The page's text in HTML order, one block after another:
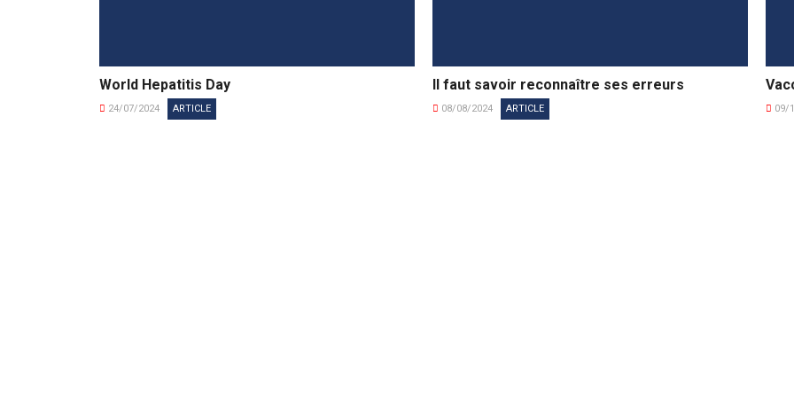
World Hepatitis Day
24/07/2024 ARTICLE
Il faut savoir reconnaître ses erreurs
08/08/2024 ARTICLE 09/